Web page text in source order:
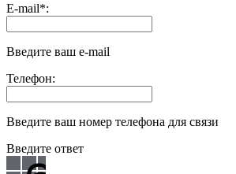
E-mail*:
Введите ваш e-mail
Телефон:
Введите ваш номер телефона для связи
Введите ответ